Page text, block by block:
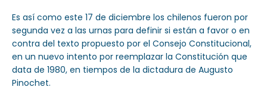
Es así como este 17 de diciembre los chilenos fueron por
segunda vez a las urnas para definir si están a favor o en
contra del texto propuesto por el Consejo Constitucional,
en un nuevo intento por reemplazar la Constitución que
data de 1980, en tiempos de la dictadura de Augusto
Pinochet.